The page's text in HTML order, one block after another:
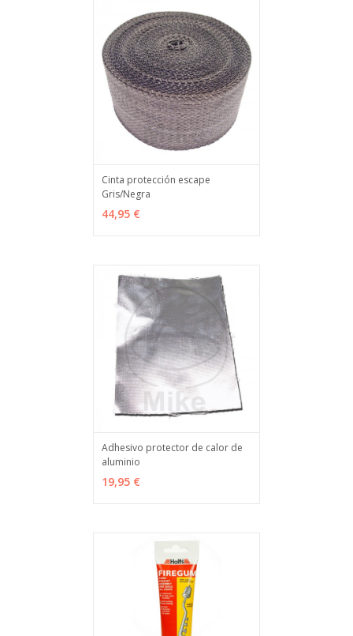
AÑADIR
Cinta protección escape
Gris/Negra
44,95 €
VER OPCIONES
Adhesivo protector de calor de
aluminio
19,95 €